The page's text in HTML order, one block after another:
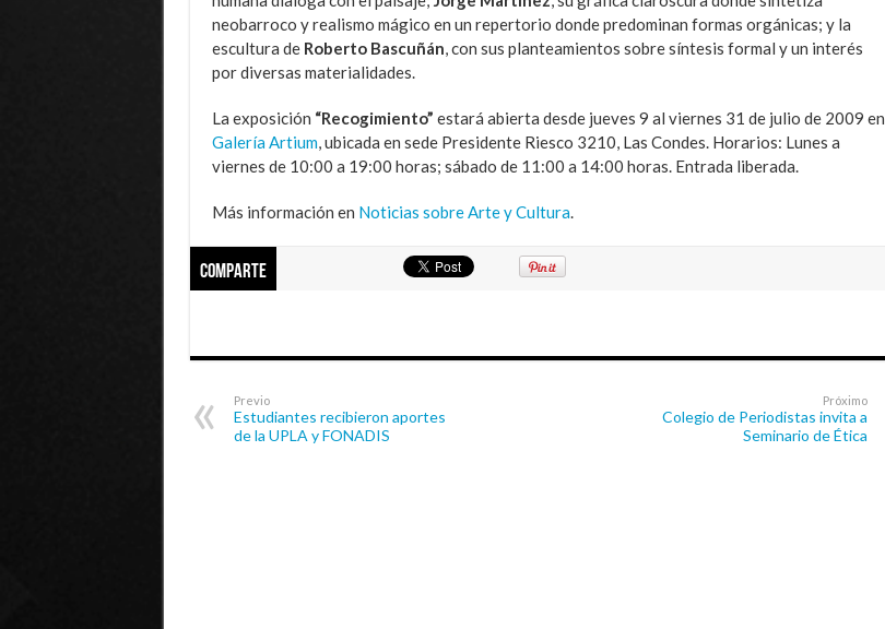
neobarroco y realismo mágico en un repertorio donde predominan formas orgánicas; y la
escultura de Roberto Bascuñán , con sus planteamientos sobre síntesis formal y un interés
por diversas materialidades.
La exposición “Recogimiento” estará abierta desde jueves 9 al viernes 31 de julio de 2009 en
Galería Artium, ubicada en sede Presidente Riesco 3210, Las Condes. Horarios: Lunes a
viernes de 10:00 a 19:00 horas; sábado de 11:00 a 14:00 horas. Entrada liberada.
Más información en Noticias sobre Arte y Cultura.
Comparte
Previo
Estudiantes recibieron aportes
de la UPLA y FONADIS
Próximo
Colegio de Periodistas invita a
Seminario de Ética